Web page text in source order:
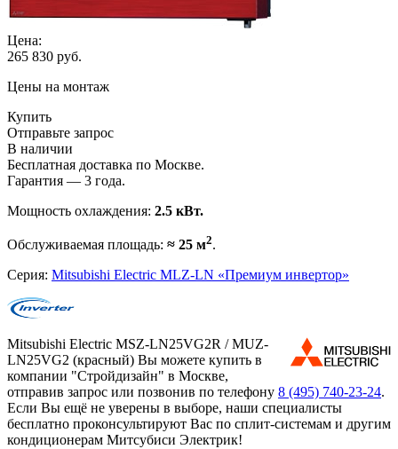
Цена:
265 830 руб.
Цены на монтаж
Купить
Отправьте запрос
В наличии
Бесплатная доставка по Москве.
Гарантия — 3 года.
Мощность охлаждения: 2.5 кВт.
Обслуживаемая площадь: ≈ 25 м2.
Серия: Mitsubishi Electric MLZ-LN «Премиум инвертор»
Mitsubishi Electric MSZ-LN25VG2R / MUZ-
LN25VG2 (красный) Вы можете купить в
компании "Стройдизайн" в Москве,
отправив запрос или позвонив по телефону 8 (495) 740-23-24.
Если Вы ещё не уверены в выборе, наши специалисты
бесплатно проконсультируют Вас по сплит-системам и другим
кондиционерам Митсубиси Электрик!